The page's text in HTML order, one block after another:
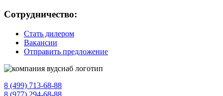
Сотрудничество:
Стать дилером
Вакансии
Отправить предложение
8 (499) 713-68-88
8 (977) 294-68-88